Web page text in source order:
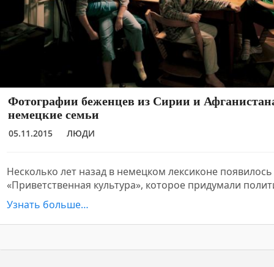
Фотографии беженцев из Сирии и
немецкие семьи
05.11.2015 ЛЮДИ
Несколько лет назад в немецком лексиконе
«Приветственная культура», которое придумали
Узнать больше…